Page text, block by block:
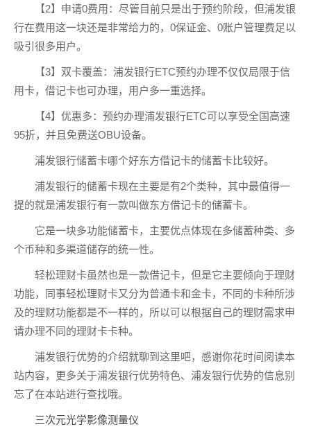
【2】申请0费用：尽管目前只是出于预约阶段，但浦发银
行在费用这一块还是非常给力的，0保证金、0账户管理费足以
吸引很多用户。
【3】双卡覆盖：浦发银行ETC预约办理不仅仅局限于信
用卡，借记卡也可办理，用户多一重选择。
【4】优惠多：预约办理浦发银行ETC可以享受全国高速
95折，并且免费送OBU设备。
浦发银行储蓄卡哪个好东方借记卡的储蓄卡比较好。
浦发银行的储蓄卡现在主要是有2个类种，其中最值得一
提的就是浦发银行有一款叫做东方借记卡的储蓄卡。
它是一块多功能储蓄卡，主要优点体现在多储蓄种类、多
个币种和多渠道储存的统一性。
轻松理财卡虽然也是一款借记卡，但是它主要倾向于理财
功能，同事轻松理财卡又分为普通卡和金卡，不同的卡种所涉
及的理财功能都是不一样的，所以可以根据自己的理财需求申
请办理不同的理财卡卡种。
浦发银行优势的介绍就聊到这里吧，感谢你花时间阅读本
站内容，更多关于浦发银行优势特色、浦发银行优势的信息别
忘了在本站进行查找哦。
三次元光学影像测量仪